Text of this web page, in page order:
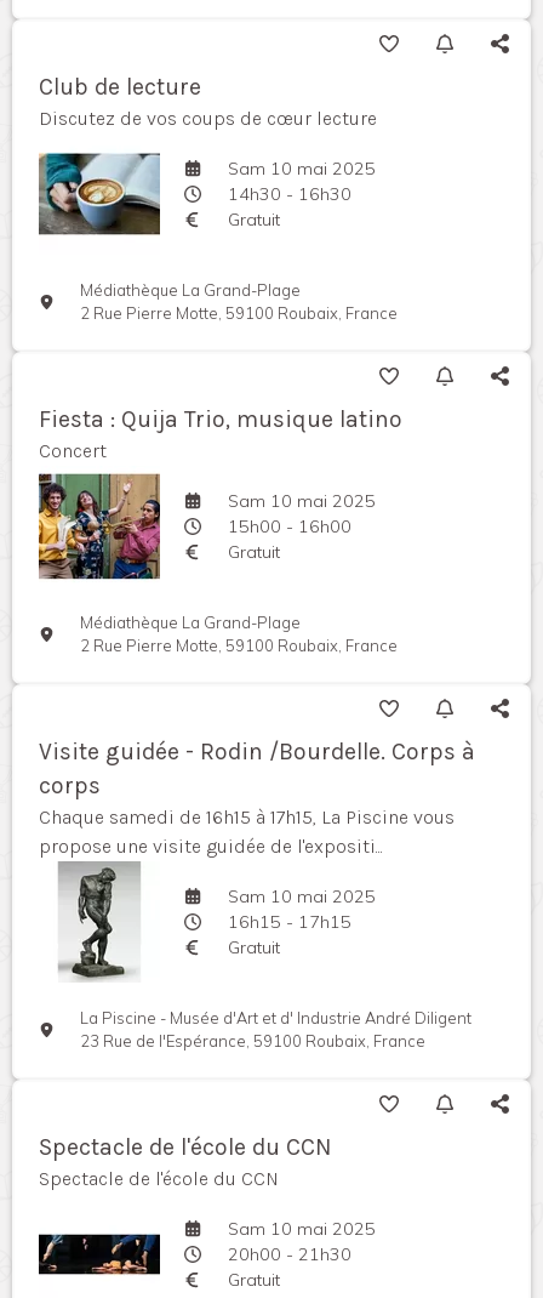
Club de lecture
Discutez de vos coups de cœur lecture
Sam 10 mai 2025
14h30 - 16h30
Gratuit
Médiathèque La Grand-Plage
2 Rue Pierre Motte, 59100 Roubaix, France
Fiesta : Quija Trio, musique latino
Concert
Sam 10 mai 2025
15h00 - 16h00
Gratuit
Médiathèque La Grand-Plage
2 Rue Pierre Motte, 59100 Roubaix, France
Visite guidée - Rodin /Bourdelle. Corps à
corps
Chaque samedi de 16h15 à 17h15, La Piscine vous
propose une visite guidée de l'expositi...
Sam 10 mai 2025
16h15 - 17h15
Gratuit
La Piscine - Musée d'Art et d' Industrie André Diligent
23 Rue de l'Espérance, 59100 Roubaix, France
Spectacle de l'école du CCN
Spectacle de l'école du CCN
Sam 10 mai 2025
20h00 - 21h30
Gratuit